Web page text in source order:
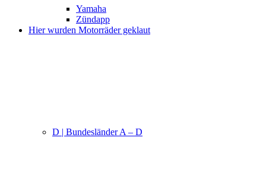
Yamaha
Zündapp
Hier wurden Motorräder geklaut
D | Bundesländer A – D